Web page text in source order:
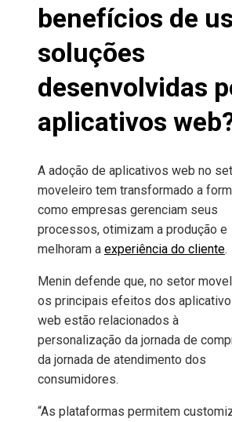
benefícios de
soluções
desenvolvidas
aplicativos
A adoção de aplicativos web no
moveleiro tem transformado a
como empresas gerenciam seus
processos, otimizam a produção e
melhoram a experiência do cliente.
Menin defende que, no setor
os principais efeitos dos
web estão relacionados à
personalização da jornada de
da jornada de atendimento dos
consumidores.
“As plataformas permitem